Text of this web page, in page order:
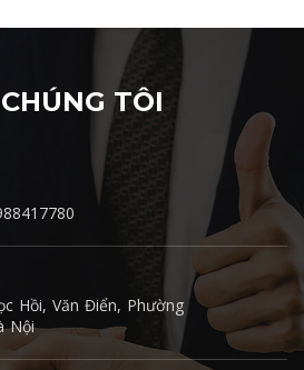
TÔI
Hồi, Văn Điển, Phường
Nội